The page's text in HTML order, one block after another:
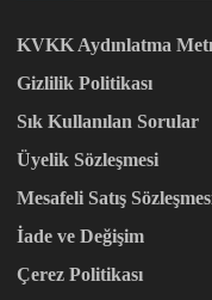
KVKK Aydınlatma
Gizlilik Politikası
Sık Kullanılan Sorular
Üyelik Sözleşmesi
Mesafeli Satış
İade ve Değişim
Çerez Politikası